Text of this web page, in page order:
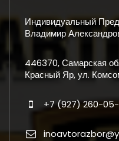
Индивидуальный
Владимир
446370, Самарская
Красный Яр, ул.
+7 (927) 260-